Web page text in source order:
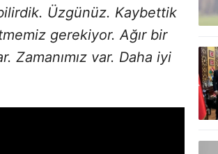
Üzgünüz. Kaybettik
gerekiyor. Ağır bir
Zamanımız var. Daha iyi